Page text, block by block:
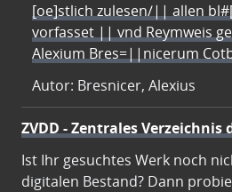
[oe]stlich zulesen/|| allen
vorfasset || vnd Reymweis
Alexium Bres=||nicerum
Autor: Bresnicer, Alexius
ZVDD - Zentrales
Ist Ihr gesuchtes Werk noch
digitalen Bestand? Dann